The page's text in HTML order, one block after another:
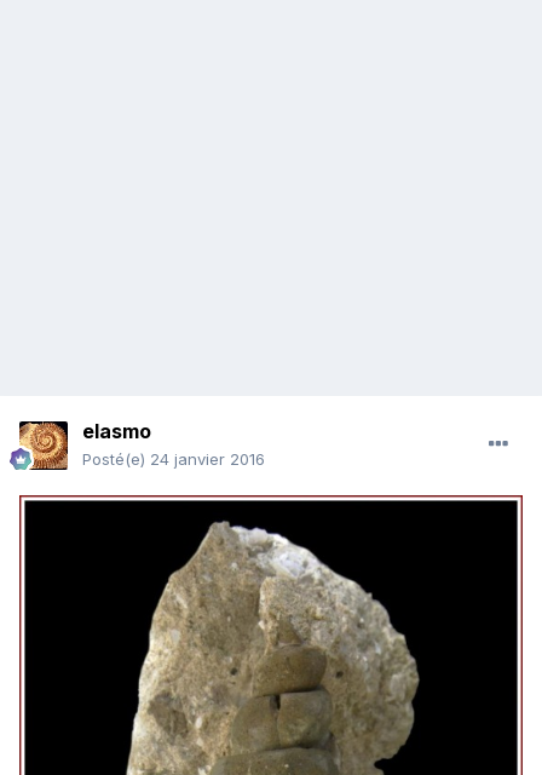
elasmo
Posté(e) 24 janvier 2016